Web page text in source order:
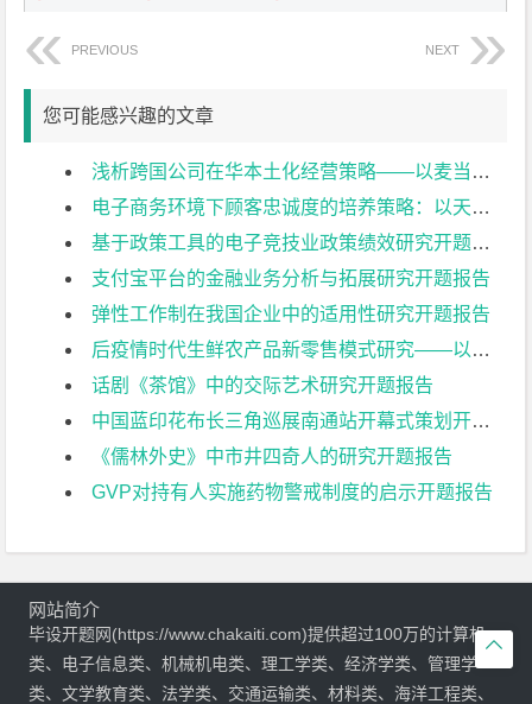
PREVIOUS NEXT
您可能感兴趣的文章
浅析跨国公司在华本土化经营策略——以麦当劳为例开题报告
电子商务环境下顾客忠诚度的培养策略：以天猫平台商家为例开题报告
基于政策工具的电子竞技业政策绩效研究开题报告
支付宝平台的金融业务分析与拓展研究开题报告
弹性工作制在我国企业中的适用性研究开题报告
后疫情时代生鲜农产品新零售模式研究——以盒马鲜生为例开题报告
话剧《茶馆》中的交际艺术研究开题报告
中国蓝印花布长三角巡展南通站开幕式策划开题报告
《儒林外史》中市井四奇人的研究开题报告
GVP对持有人实施药物警戒制度的启示开题报告

网站简介
毕设开题网(https://www.chakaiti.com)提供超过100万的计算机
类、电子信息类、机械机电类、理工学类、经济学类、管理学
类、文学教育类、法学类、交通运输类、材料类、海洋工程类、